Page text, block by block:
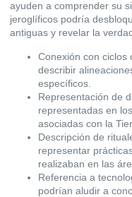
ayuden a comprender su
jeroglíficos podría
antiguas y revelar la
Conexión con ciclos
describir
específicos.
Representación de
representadas en
asociadas con la
Descripción de
representar
realizaban en las
Referencia a
podrían aludir a